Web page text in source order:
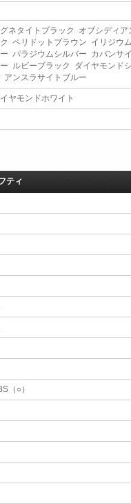
ネタイトブラック オブシディア
ク ペリドットブラウン イリジウ
パラジウムシルバー カバンサ
ルビーブラック ダイヤモンド
アンスラサイトブルー
ヤモンドホワイト
ティ
（○）